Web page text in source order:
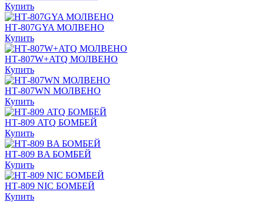
Купить
НТ-807GYA МОЛВЕНО
Купить
НТ-807W+ATQ МОЛВЕНО
Купить
НТ-807WN МОЛВЕНО
Купить
НТ-809 ATQ БОМБЕЙ
Купить
НТ-809 BA БОМБЕЙ
Купить
НТ-809 NIC БОМБЕЙ
Купить